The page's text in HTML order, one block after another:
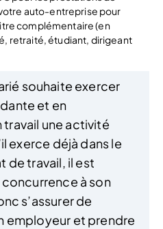
auto-entreprise pour
complémentaire (en
retraité, étudiant, dirigeant
souhaite exercer
et en
une activité
exerce déjà dans le
de travail, il est
à son
s’assurer de
employeur et prendre